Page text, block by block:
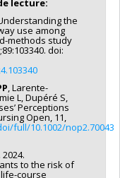
lecture:
the
use among
methods study
doi:
, Larente-
L, Dupéré S,
Perceptions
Open, 11,
full/10.1002/nop2.70043
2024.
to the risk of
course